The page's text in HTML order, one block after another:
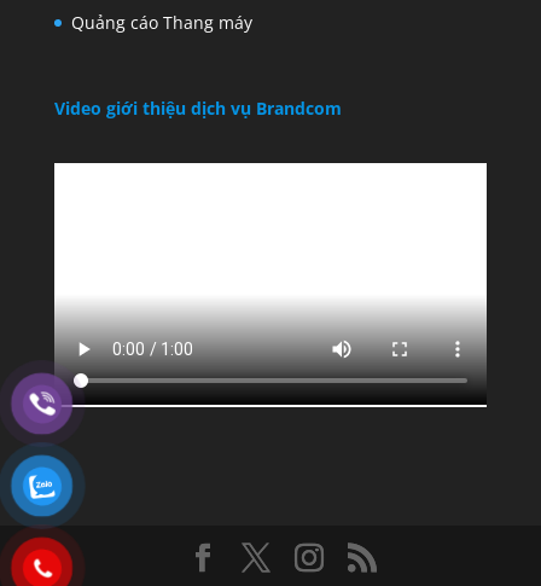
Quảng cáo Thang máy
Video giới thiệu dịch vụ Brandcom